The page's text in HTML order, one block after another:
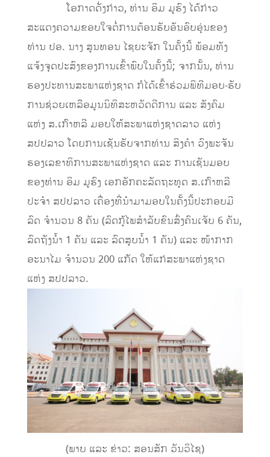
ໂອກາດດັ່ງກ່າວ, ທ່ານ ອິມ ມູຮົງ ໄດ້ກ່າວ
ສະແດງຄວາມຂອບໃຈຕໍ່ການຕ້ອນຮັບອັນອົບອຸ່ນຂອງ
ທ່ານ ປອ. ນາງ ສູນທອນ ໄຊຍະຈັກ ໃນຄັ້ງນີ້ ພ້ອມທັງ
ແຈ້ງຈຸດປະສົງຂອງການເຂົ້າພົບໃນຄັ້ງນີ້; ຈາກນັ້ນ, ທ່ານ
ຮອງປະທານສະພາແຫ່ງຊາດ ກໍໄດ້ເຂົ້າຮ່ວມພິທີມອບ-ຮັບ
ການຊ່ວຍເຫລືອມູນນິທິສະຫວັດດີການ ແລະ ສັງຄົມ
ແຫ່ງ ສ.ເກົາຫລີ ມອບໃຫ້ສະພາແຫ່ງຊາດລາວ ແຫ່ງ
ສປປລາວ ໂດຍການເຊັນຮັບຈາກທ່ານ ສິງຄໍາ ວົງພະຈັນ
ຮອງເລຂາທິການສະພາແຫ່ງຊາດ ແລະ ການເຊັນມອບ
ຂອງທ່ານ ອິມ ມູຮົງ ເອກອັກຄະລັດຖະທູດ ສ.ເກົາຫລີ
ປະຈໍາ ສປປລາວ ເຄື່ອງທີ່ນໍາມາມອບໃນຄັ້ງນີ້ປະກອບມີ
ລົດ ຈໍານວນ 8 ຄັນ (ລົດກູ້ໄພສໍາລັບຂົນສົ່ງຄົນເຈັບ 6 ຄັນ,
ລົດຖັງນໍ້າ 1 ຄັນ ແລະ ລົດສູບນໍ້າ 1 ຄັນ) ແລະ ໜ້າກາກ
ອະນາໄມ ຈໍານວນ 200 ແກັດ ໃຫ້ແກ່ສະພາແຫ່ງຊາດ
ແຫ່ງ ສປປລາວ.
(ພາບ ແລະ ຂ່າວ: ສອນສັກ ວັນວິໄຊ)